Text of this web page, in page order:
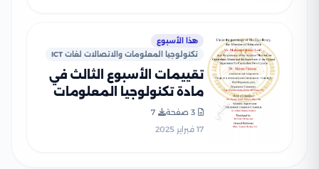
هذا الأسبوع
تكنولوجيا المعلومات والاتصالات لغات ICT
تقييمات الأسبوع الثالث في
مادة تكنولوجيا المعلومات
الثالث الاعدادي الترم الثاني
3 صفحة
7
17 فبراير 2025